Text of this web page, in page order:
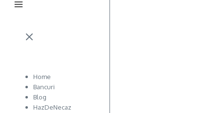
Home
Bancuri
Blog
HazDeNecaz